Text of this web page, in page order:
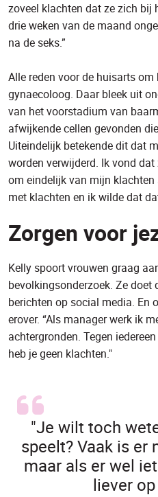
zoveel klachten dat ze zich bij
drie weken van de maand
na de seks.”
Alle reden voor de huisarts
gynaecoloog. Daar bleek uit
van het voorstadium van
afwijkende cellen gevonden
Uiteindelijk betekende dit dat
worden verwijderd. Ik vond
om eindelijk van mijn
met klachten en ik wilde dat
Zorgen voor
Kelly spoort vrouwen graag
bevolkingsonderzoek. Ze doet
berichten op social media. En
erover. “Als manager werk ik
achtergronden. Tegen
heb je geen klachten."
"Je wilt toch
speelt? Vaak is er
maar als er wel
liever